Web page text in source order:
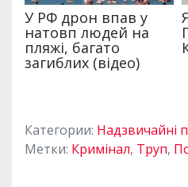
Категории: Надзвичайні
Метки: Кримінал, Труп,